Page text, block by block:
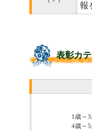
報
表彰カ
1歳～
4歳～